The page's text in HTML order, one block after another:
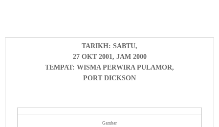
TARIKH: SABTU,
27 OKT 2001, JAM 2000
TEMPAT: WISMA PERWIRA PULAMOR,
PORT DICKSON
Gambar